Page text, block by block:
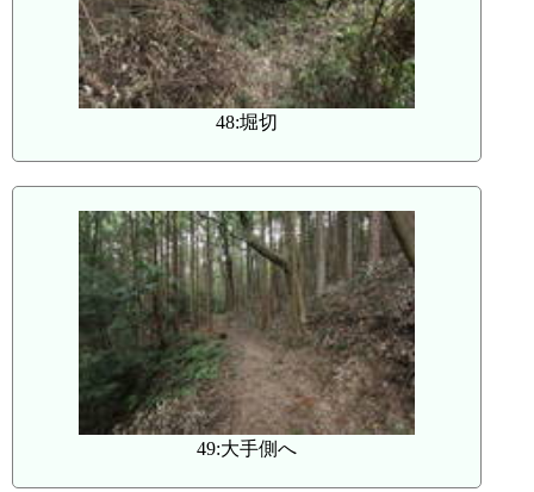
48:堀切
49:大手側へ